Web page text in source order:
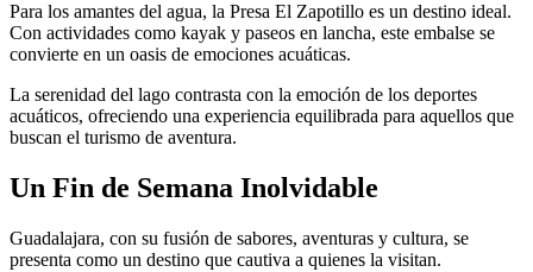
Para los amantes del agua, la Presa El Zapotillo es un destino ideal.
Con actividades como kayak y paseos en lancha, este embalse se
convierte en un oasis de emociones acuáticas.
La serenidad del lago contrasta con la emoción de los deportes
acuáticos, ofreciendo una experiencia equilibrada para aquellos que
buscan el turismo de aventura.
Un Fin de Semana Inolvidable
Guadalajara, con su fusión de sabores, aventuras y cultura, se
presenta como un destino que cautiva a quienes la visitan.